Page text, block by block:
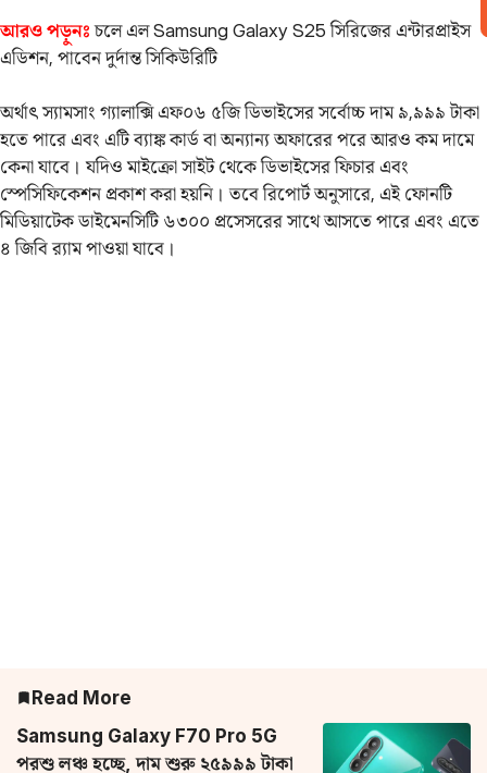
আরও পড়ুনঃ চলে এল Samsung Galaxy S25 সিরিজের এন্টারপ্রাইস
এডিশন, পাবেন দুর্দান্ত সিকিউরিটি
অর্থাৎ স্যামসাং গ্যালাক্সি এফ০৬ ৫জি ডিভাইসের সর্বোচ্চ দাম ৯,৯৯৯ টাকা
হতে পারে এবং এটি ব্যাঙ্ক কার্ড বা অন্যান্য অফারের পরে আরও কম দামে
কেনা যাবে। যদিও মাইক্রো সাইট থেকে ডিভাইসের ফিচার এবং
স্পেসিফিকেশন প্রকাশ করা হয়নি। তবে রিপোর্ট অনুসারে, এই ফোনটি
মিডিয়াটেক ডাইমেনসিটি ৬৩০০ প্রসেসরের সাথে আসতে পারে এবং এতে
৪ জিবি র‌্যাম পাওয়া যাবে।
Read More
Samsung Galaxy F70 Pro 5G
পরশু লঞ্চ হচ্ছে, দাম শুরু ২৫৯৯৯ টাকা